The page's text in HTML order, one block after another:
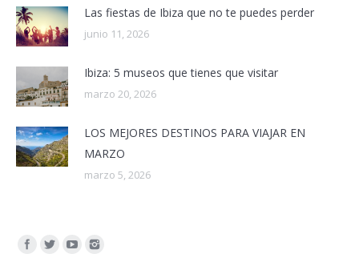
Las fiestas de Ibiza que no te puedes perder
junio 11, 2026
Ibiza: 5 museos que tienes que visitar
marzo 20, 2026
LOS MEJORES DESTINOS PARA VIAJAR EN
MARZO
marzo 5, 2026
Encuéntranos en: